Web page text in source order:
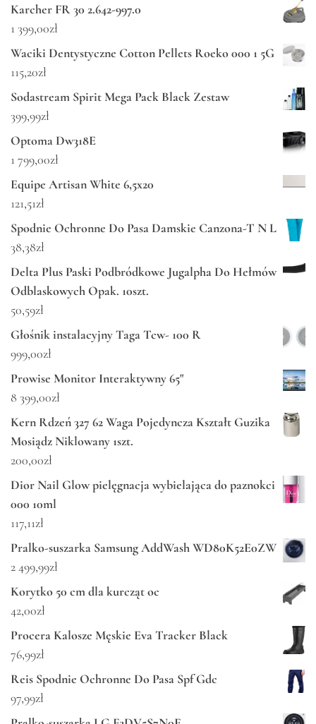
Karcher FR 30 2.642-997.0
1 399,00zł
Waciki Dentystyczne Cotton Pellets Roeko 000 1 5G
115,20zł
Sodastream Spirit Mega Pack Black Zestaw
399,99zł
Optoma Dw318E
1 799,00zł
Equipe Artisan White 6,5x20
121,51zł
Spodnie Ochronne Do Pasa Damskie Canzona-T N L
38,38zł
Delta Plus Paski Podbródkowe Jugalpha Do Hełmów
Odblaskowych Opak. 10szt.
50,59zł
Głośnik instalacyjny Taga Tcw- 100 R
999,00zł
Prowise Monitor Interaktywny 65"
8 399,00zł
Kern Rdzeń 327 62 Waga Pojedyncza Kształt Guzika
Mosiądz Niklowany 1szt.
200,00zł
Dior Nail Glow pielęgnacja wybielająca do paznokci
000 10ml
117,11zł
Pralko-suszarka Samsung AddWash WD80K52E0ZW
2 499,99zł
Korytko 50 cm dla kurcząt oc
42,00zł
Procera Kalosze Męskie Eva Tracker Black
76,99zł
Reis Spodnie Ochronne Do Pasa Spf Gdc
97,99zł